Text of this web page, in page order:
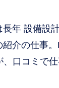
年 設備設
介の仕事。
口コミで